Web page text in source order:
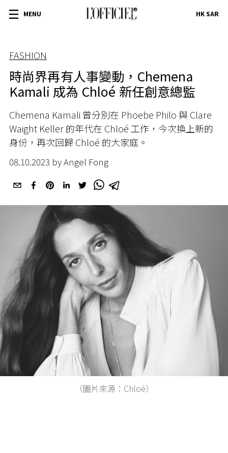
MENU HK SAR
FASHION
時尚界再有人事變動，Chemena
Kamali 成為 Chloé 新任創意總監
Chemena Kamali 曾分別在 Phoebe Philo 與 Clare
Waight Keller 的年代在 Chloé 工作，今次換上新的
身份，再次回歸 Chloé 的大家庭。
08.10.2023 by Angel Fong
（圖片來源：Chloé）